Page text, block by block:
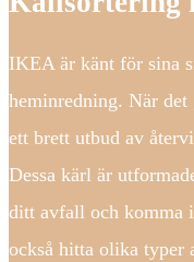
IKEA är känt för sina
heminredning. När
ett brett utbud av
Dessa kärl är
ditt avfall och komma
också hitta olika typer